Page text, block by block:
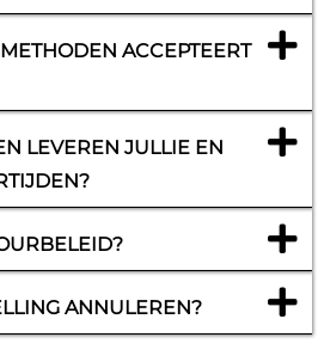
ACCEPTEERT
LEVEREN JULLIE EN
ANNULEREN?